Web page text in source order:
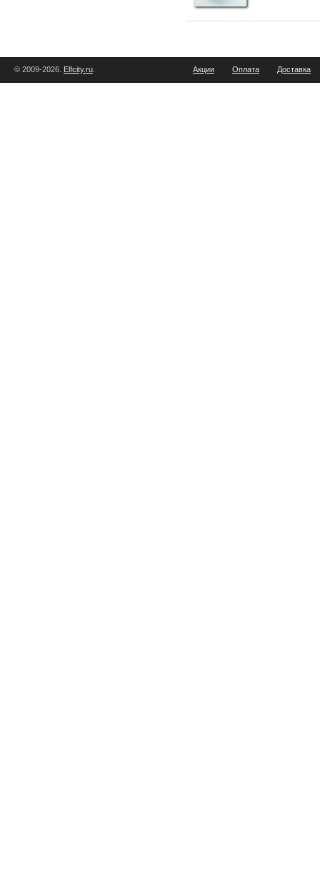
© 2009-2026. Elfcity.ru Акции Оплата Доставка